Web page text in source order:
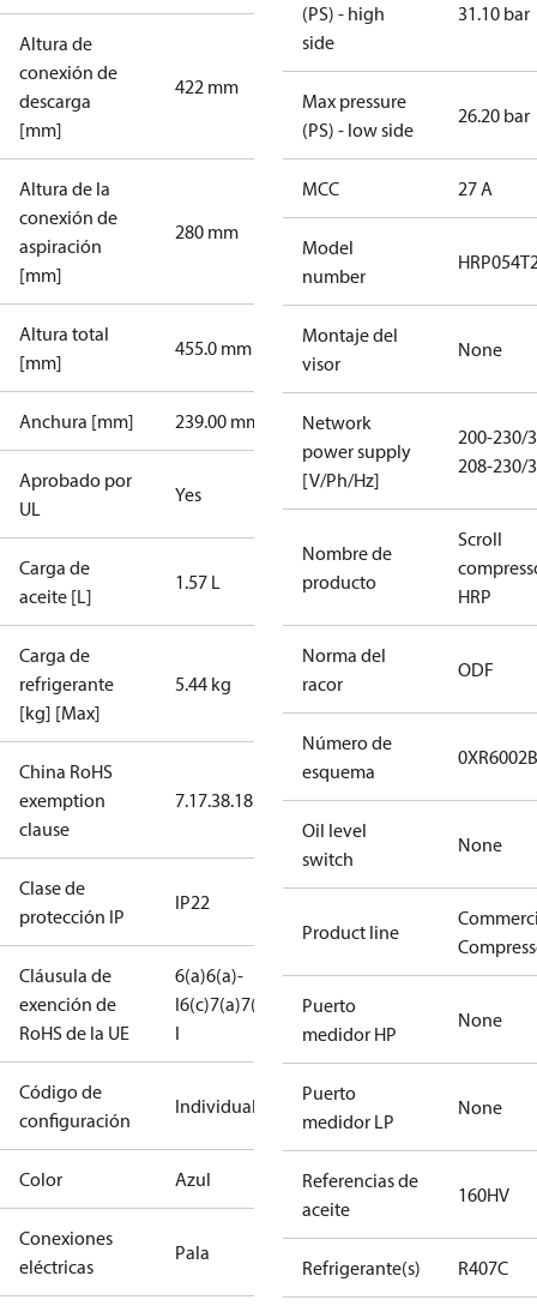
Altura de
conexión de
descarga
[mm]
422 mm
Altura de la
conexión de
aspiración
[mm]
280 mm
Altura total
[mm]
455.0 mm
Anchura [mm] 239.00 mm
Aprobado por
UL
Yes
Carga de
aceite [L]
1.57 L
Carga de
refrigerante
[kg] [Max]
5.44 kg
China RoHS
exemption
clause
7.17.38.18.3.1
Clase de
protección IP
IP22
Cláusula de
exención de
RoHS de la UE
6(a)6(a)-
I6(c)7(a)7(c)-
I
Código de
configuración
Individual
Color Azul
Conexiones
eléctricas
Pala
(PS) - high
side
31.10 bar
Max pressure
(PS) - low side
26.20 bar
MCC 27 A
Model
number
Montaje del
visor
None
Network
power supply
[V/Ph/Hz]
200-230/
208-230/
Nombre de
producto
Scroll
HRP
Norma del
racor
ODF
Número de
esquema
Oil level
switch
None
Product line
Puerto
medidor HP
None
Puerto
medidor LP
None
Referencias de
aceite
160HV
Refrigerante(s) R407C